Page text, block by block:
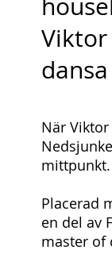
När
mittpunkt.
Placerad
en del av
master of